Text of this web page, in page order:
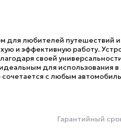
для любителей путешествий
и эффективную работу.
своей
для использования
сочетается с любым
Гарантийный